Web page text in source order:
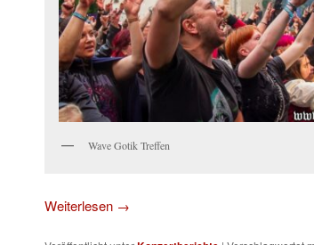
Wave Gotik Treffen
Weiterlesen →